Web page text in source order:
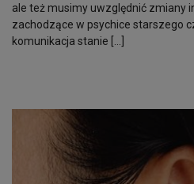
ale też musimy uwzględnić zmiany
zachodzące w psychice starszego
komunikacja stanie […]